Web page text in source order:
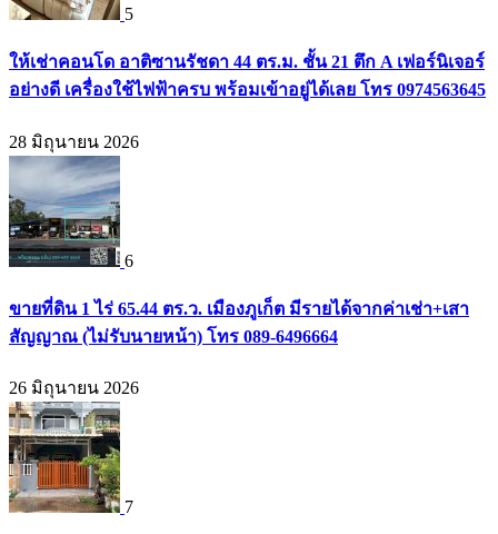
5
ให้เช่าคอนโด อาติซานรัชดา 44 ตร.ม. ชั้น 21 ตึก A เฟอร์นิเจอร์
อย่างดี เครื่องใช้ไฟฟ้าครบ พร้อมเข้าอยู่ได้เลย โทร 0974563645
28 มิถุนายน 2026
6
ขายที่ดิน 1 ไร่ 65.44 ตร.ว. เมืองภูเก็ต มีรายได้จากค่าเช่า+เสา
สัญญาณ (ไม่รับนายหน้า) โทร 089-6496664
26 มิถุนายน 2026
7